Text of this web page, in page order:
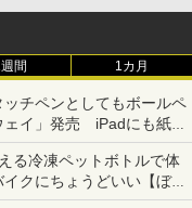
間 1カ月
チペンとしてもボールペ
ェイ」発売 iPadにも紙に
る冷凍ペットボトルで体
クにちょうどいい【ぼっ
間でなにしてる？】